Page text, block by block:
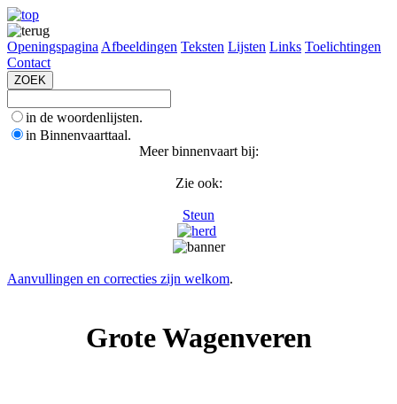
Openingspagina Afbeeldingen Teksten Lijsten Links Toelichtingen
Contact
in de woordenlijsten.
in Binnenvaarttaal.
Meer binnenvaart bij:
Zie ook:
Steun
Aanvullingen en correcties zijn welkom.
Grote Wagenveren